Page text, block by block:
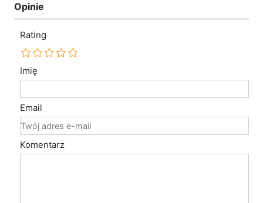
Opinie
Rating
Imię
Email
Komentarz